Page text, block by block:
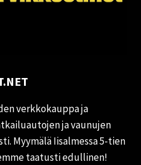
verkkokauppa ja
ja vaunujen
Myymälä Iisalmessa 5-tien
taatusti edullinen!